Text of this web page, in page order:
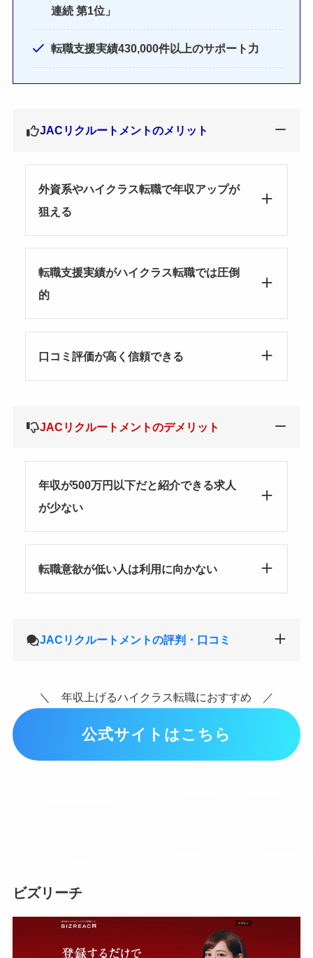
連続 第1位」
転職支援実績430,000件以上のサポート力
JACリクルートメントのメリット
外資系やハイクラス転職で年収アップが
狙える
転職支援実績がハイクラス転職では圧倒
的
口コミ評価が高く信頼できる
JACリクルートメントのデメリット
年収が500万円以下だと紹介できる求人
が少ない
転職意欲が低い人は利用に向かない
JACリクルートメントの評判・口コミ
＼ 年収上げるハイクラス転職におすすめ ／
公式サイトはこちら
ビズリーチ